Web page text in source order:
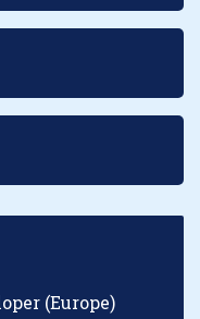
(Europe)